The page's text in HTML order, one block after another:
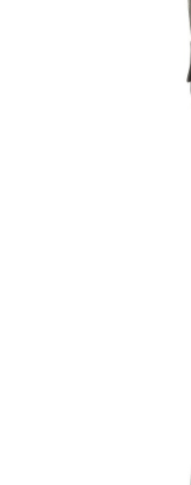
資料（包含姓名、電話
由本公司與您本人進行
3.完整用戶服務條款，請
是否繳費成功／繳費後
https://
１．透過由恩沛科技股
２．關於個人資料處理
３．未成年的使用者請
「AFTEE先享後付」，
４．使用「AFTEE先享
時審查核予不同之上限
５．嚴禁一人註冊多個
恩沛科技股份有限公司
每筆NT$80，滿